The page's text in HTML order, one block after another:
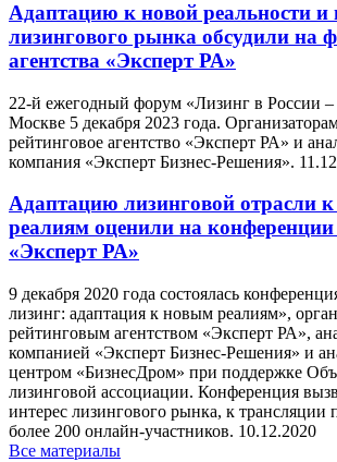
Адаптацию к новой реальности
лизингового рынка обсудили на
агентства «Эксперт РА»
22-й ежегодный форум «Лизинг в России –
Москве 5 декабря 2023 года.
рейтинговое агентство «Эксперт РА» и
компания «Эксперт Бизнес-Решения».
Адаптацию лизинговой отрасли
реалиям оценили на конференции
«Эксперт РА»
9 декабря 2020 года состоялась
лизинг: адаптация к новым реалиям»,
рейтинговым агентством «Эксперт РА»,
компанией «Эксперт Бизнес-Решения» и
центром «БизнесДром» при поддержке
лизинговой ассоциации. Конференция
интерес лизингового рынка, к трансляции
более 200 онлайн-участников. 10.12.2020
Все материалы